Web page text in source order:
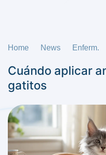
Home News Enferm.
Cuándo aplicar
gatitos